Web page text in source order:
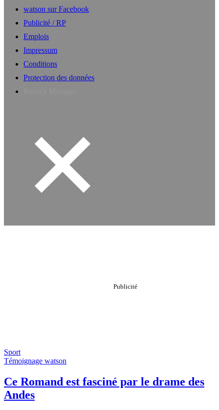
watson sur Facebook
Publicité / RP
Emplois
Impressum
Conditions
Protection des données
Sport
Témoignage watson
Ce Romand est fasciné par le drame des
Andes